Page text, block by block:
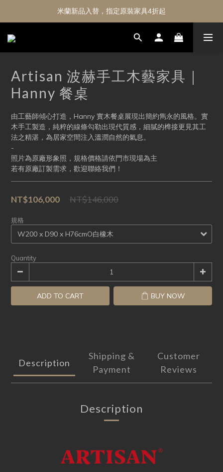
米蘭新品入替，指定原裝家具4折起
Artisan 波赫手工木藝家具｜
Hanny 餐桌
由工藝師傾心打造，Hanny 實木餐桌展現出簡約雋永的風格。實
木手工製造，純粹的線條勾勒出現代質感，細膩的榫接更見其工
法之精湛，為居家空間注入溫潤自然的氣息。
-
照片為原廠形象照，規格價格請依門市現場為主
若有原廠訂製需求，歡迎聯絡我們！
NT$146,000
NT$106,000
規格
Quantity
ADD TO CART BUY NOW
Description
Shipping &
Payment
Customer
Reviews
Description